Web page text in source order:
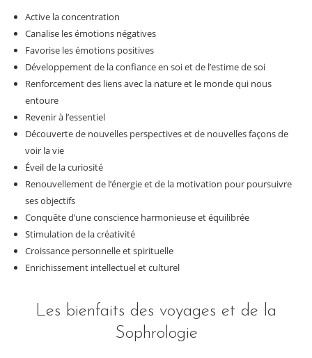
Active la concentration
Canalise les émotions négatives
Favorise les émotions positives
Développement de la confiance en soi et de l’estime de soi
Renforcement des liens avec la nature et le monde qui nous
entoure
Revenir à l’essentiel
Découverte de nouvelles perspectives et de nouvelles façons de
voir la vie
Éveil de la curiosité
Renouvellement de l’énergie et de la motivation pour poursuivre
ses objectifs
Conquête d’une conscience harmonieuse et équilibrée
Stimulation de la créativité
Croissance personnelle et spirituelle
Enrichissement intellectuel et culturel
Les bienfaits des voyages et de la
Sophrologie